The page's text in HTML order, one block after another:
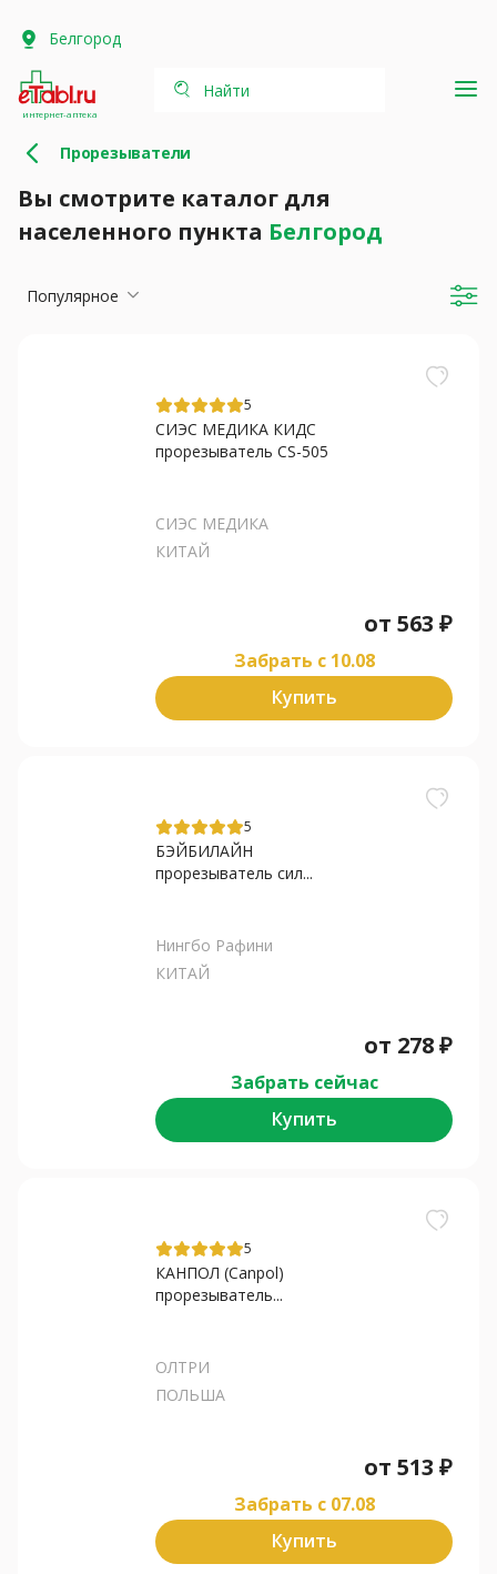
Белгород
интернет-аптека
Найти
Прорезыватели
Вы смотрите каталог для
населенного пункта Белгород
Популярное
5
СИЭС МЕДИКА КИДС
прорезыватель CS-505
СИЭС МЕДИКА
КИТАЙ
от 563 ₽
Забрать c 10.08
Купить
5
БЭЙБИЛАЙН
прорезыватель сил...
Нингбо Рафини
КИТАЙ
от 278₽
Забрать сейчас
Купить
5
КАНПОЛ (Canpol)
прорезыватель...
ОЛТРИ
ПОЛЬША
от 513 ₽
Забрать c 07.08
Купить